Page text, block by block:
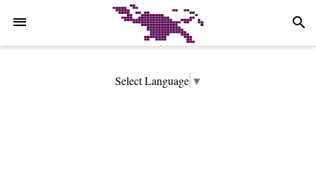
search
Select Language ▼